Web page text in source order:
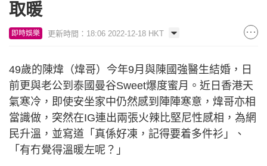
取暖
即時娛樂 更新時間：18:06 2022-12-18 HKT
49歲的陳煒（煒哥）今年9月與陳國強醫生結婚，日
前更與老公到泰國曼谷Sweet爆度蜜月。近日香港天
氣寒冷，即使安坐家中仍然感到陣陣寒意，煒哥亦相
當識做，突然在IG連出兩張火辣比堅尼性感相，為網
民升溫，並寫道「真係好凍，記得要着多件衫」、
「有冇覺得溫暖左呢？」